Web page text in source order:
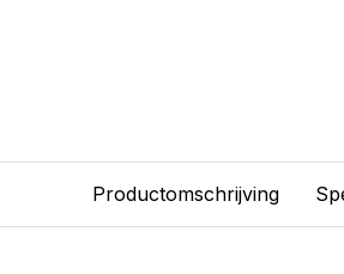
Productomschrijving